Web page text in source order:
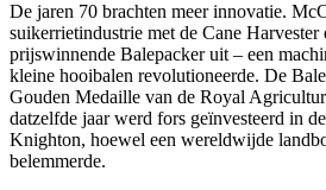
De jaren 70 brachten meer innovatie.
suikerrietindustrie met de Cane Harvester
prijswinnende Balepacker uit – een
kleine hooibalen revolutioneerde. De
Gouden Medaille van de Royal
datzelfde jaar werd fors geïnvesteerd in
Knighton, hoewel een wereldwijde
belemmerde.